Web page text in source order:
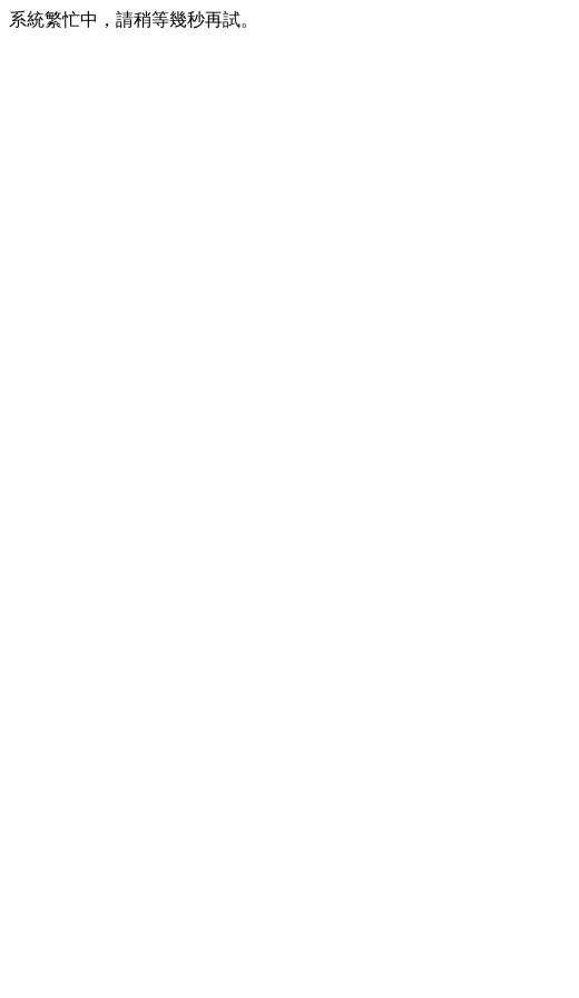
系統繁忙中，請稍等幾秒再試。